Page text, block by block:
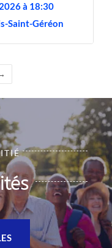
à 18:30
Saint-Géréon